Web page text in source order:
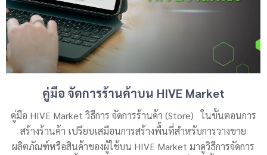
คู่มือ จัดการร้านค้าบน HIVE Market
คู่มือ HIVE Market วิธีการ จัดการร้านค้า (Store) ในขั้นตอนการ
สร้างร้านค้า เปรียบเสมือนการสร้างพื้นที่สำหรับการวางขาย
ผลิตภัณฑ์หรือสินค้าของผู้ใช้บน HIVE Market มาดูวิธีการจัดการ